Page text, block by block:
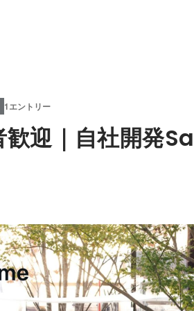
1エントリー
歓迎｜自社開発